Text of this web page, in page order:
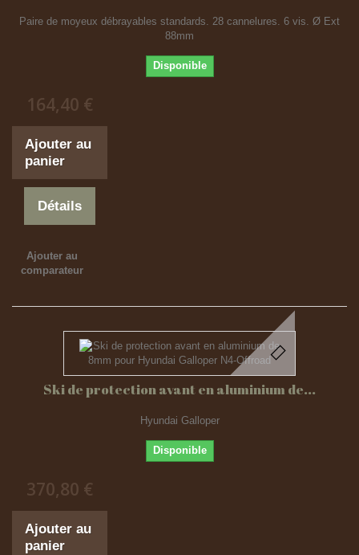
Paire de moyeux débrayables standards. 28 cannelures. 6 vis. Ø Ext
88mm
Disponible
164,40 €
Ajouter au
panier
Détails
Ajouter au
comparateur
Ski de protection avant en aluminium de...
Hyundai Galloper
Disponible
370,80 €
Ajouter au
panier